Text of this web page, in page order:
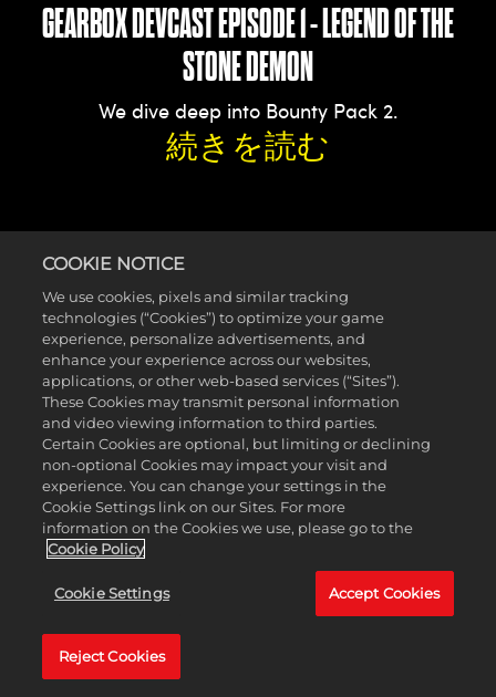
GEARBOX DEVCAST EPISODE 1 - LEGEND OF THE
STONE DEMON
We dive deep into Bounty Pack 2.
続きを読む
『ボーダーランズ4』
のコミュニティが、
COOKIE NOTICE
We use cookies, pixels and similar tracking
technologies (“Cookies”) to optimize your game
experience, personalize advertisements, and
enhance your experience across our websites,
applications, or other web-based services (“Sites”).
These Cookies may transmit personal information
and video viewing information to third parties.
Certain Cookies are optional, but limiting or declining
non-optional Cookies may impact your visit and
experience. You can change your settings in the
Cookie Settings link on our Sites. For more
information on the Cookies we use, please go to the
Cookie Policy
Cookie Settings Accept Cookies
Reject Cookies